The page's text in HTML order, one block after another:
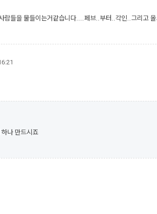
람들을 물들이는거같습니다....페브..부터..각인..그리고
나 만드시죠